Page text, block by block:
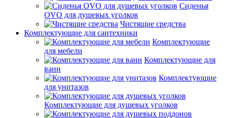
Сиденья
OVO для душевых уголков
Чистящие средства
Комплектующие для сантехники
Комплектующие
для мебели
Комплектующие для
ванн
Комплектующие
для унитазов
Комплектующие для душевых уголков